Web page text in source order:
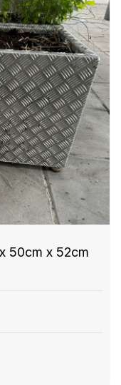
50cm x 52cm